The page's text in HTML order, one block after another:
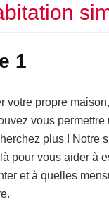
1
votre propre
vous permettre
plus ! Notre
pour vous aider à
et à quelles